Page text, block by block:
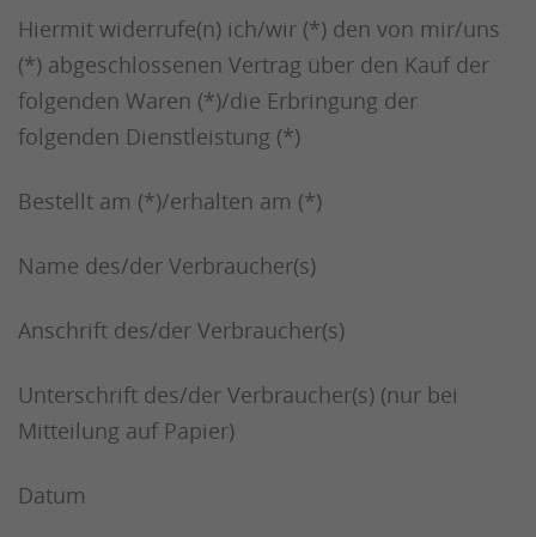
Hiermit widerrufe(n) ich/wir (*) den von mir/uns
(*) abgeschlossenen Vertrag über den Kauf der
folgenden Waren (*)/die Erbringung der
folgenden Dienstleistung (*)
Bestellt am (*)/erhalten am (*)
Name des/der Verbraucher(s)
Anschrift des/der Verbraucher(s)
Unterschrift des/der Verbraucher(s) (nur bei
Mitteilung auf Papier)
Datum